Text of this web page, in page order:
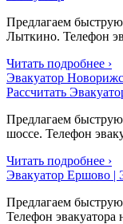
Предлагаем
Лыткино. Телефон
Читать подробнее ›
Эвакуатор
Рассчитать
Предлагаем
шоссе. Телефон
Читать подробнее ›
Эвакуатор Ершово |
Предлагаем
Телефон эвакуатора